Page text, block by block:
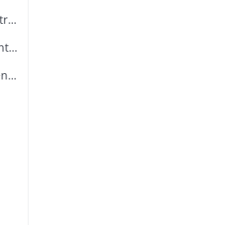
14 doubles atlas et plans de la 1ère section Frontière entre la France et la Prusse - plans 1 à 9
64 doubles atlas et plans de la 2ème section Frontière entre la France et la Bavière - plans 1 à 60
16 doubles atlas et cartes de la 3ème section Frontière entre la France et le Pays de Bade - plans 1 à 12